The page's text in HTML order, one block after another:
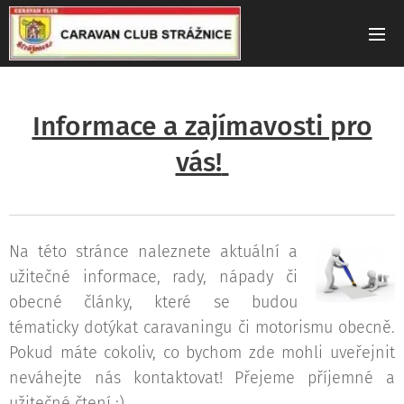
Informace a zajímavosti pro
vás!
Na této stránce naleznete aktuální a
užitečné informace, rady, nápady či
obecné články, které se budou
tématicky dotýkat caravaningu či motorismu obecně.
Pokud máte cokoliv, co bychom zde mohli uveřejnit
neváhejte nás kontaktovat! Přejeme příjemné a